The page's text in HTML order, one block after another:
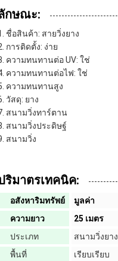
กษณะ:
ชื่อสินค้า: สายวิ่งยาง
การติดตั้ง: ง่าย
ความทนทานต่อ UV: ใช่
ความทนทานต่อไฟ: ใช่
ความทนทานสูง
วัสดุ: ยาง
สนามวิ่งทาร์ตาน
สนามวิ่งประดิษฐ์
สนามวิ่ง
ริมาตรเทคนิค:
อสังหาริมทรัพย์
มูลค่า
ความยาว
25 เมตร
ประเภท
สนามวิ่งยาง
พื้นที่
เรียบเรียบ